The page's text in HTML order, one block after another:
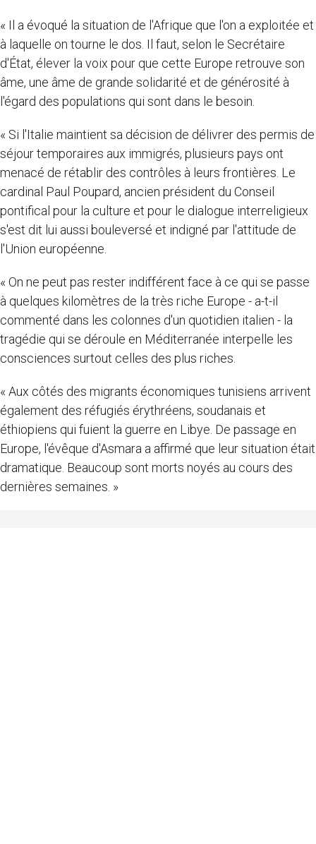
« Il a évoqué la situation de l'Afrique que l'on a exploitée et
à laquelle on tourne le dos. Il faut, selon le Secrétaire
d'État, élever la voix pour que cette Europe retrouve son
âme, une âme de grande solidarité et de générosité à
l'égard des populations qui sont dans le besoin.
« Si l'Italie maintient sa décision de délivrer des permis de
séjour temporaires aux immigrés, plusieurs pays ont
menacé de rétablir des contrôles à leurs frontières. Le
cardinal Paul Poupard, ancien président du Conseil
pontifical pour la culture et pour le dialogue interreligieux
s'est dit lui aussi bouleversé et indigné par l'attitude de
l'Union européenne.
« On ne peut pas rester indifférent face à ce qui se passe
à quelques kilomètres de la très riche Europe - a-t-il
commenté dans les colonnes d'un quotidien italien - la
tragédie qui se déroule en Méditerranée interpelle les
consciences surtout celles des plus riches.
« Aux côtés des migrants économiques tunisiens arrivent
également des réfugiés érythréens, soudanais et
éthiopiens qui fuient la guerre en Libye. De passage en
Europe, l'évêque d'Asmara a affirmé que leur situation était
dramatique. Beaucoup sont morts noyés au cours des
dernières semaines. »